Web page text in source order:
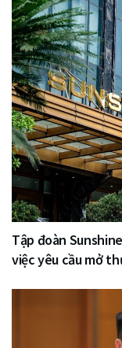
Tập đoàn
việc yêu cầu mở